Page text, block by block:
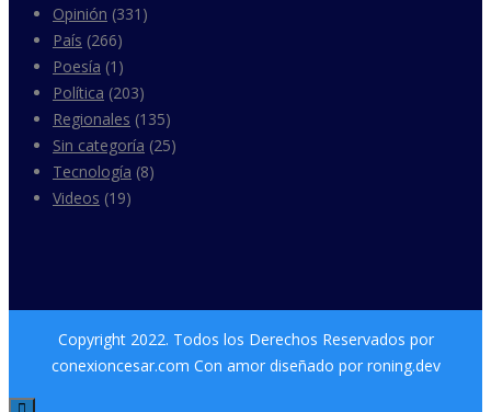
Opinión (331)
País (266)
Poesía (1)
Política (203)
Regionales (135)
Sin categoría (25)
Tecnología (8)
Videos (19)
Copyright 2022. Todos los Derechos Reservados por
conexioncesar.com Con amor diseñado por roning.dev